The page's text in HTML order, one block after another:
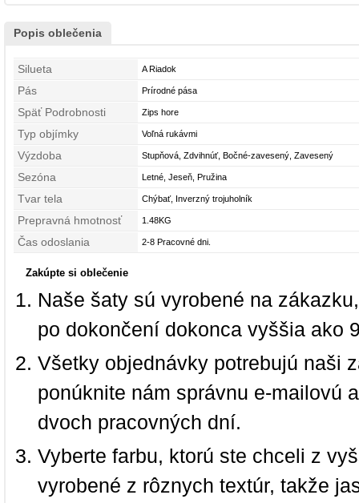
Popis oblečenia
Silueta A Riadok
Pás Prírodné pása
Späť Podrobnosti Zips hore
Typ objímky Voľná rukávmi
Výzdoba Stupňová, Zdvihnúť, Bočné-zavesený, Zavesený
Sezóna Letné, Jeseň, Pružina
Tvar tela Chýbať, Inverzný trojuholník
Prepravná hmotnosť 1.48KG
Čas odoslania 2-8 Pracovné dni.
Zakúpte si oblečenie
Naše šaty sú vyrobené na
po dokončení dokonca vyššia ako
Všetky objednávky potrebujú naši
ponúknite nám správnu e-mailovú
dvoch pracovných dní.
Vyberte farbu, ktorú ste chceli z
vyrobené z rôznych textúr, takže